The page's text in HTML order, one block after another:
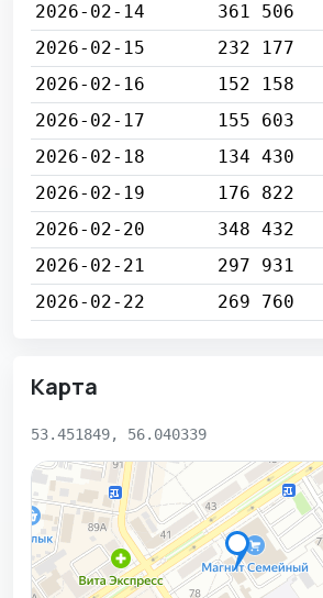
2026-02-14
361 506
2026-02-15
232 177
2026-02-16
152 158
2026-02-17
155 603
2026-02-18
134 430
2026-02-19
176 822
2026-02-20
348 432
2026-02-21
297 931
2026-02-22
269 760
Карта
53.451849, 56.040339